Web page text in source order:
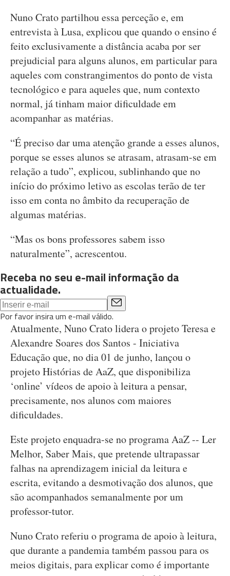
Nuno Crato partilhou essa perceção e, em
entrevista à Lusa, explicou que quando o ensino é
feito exclusivamente a distância acaba por ser
prejudicial para alguns alunos, em particular para
aqueles com constrangimentos do ponto de vista
tecnológico e para aqueles que, num contexto
normal, já tinham maior dificuldade em
acompanhar as matérias.
“É preciso dar uma atenção grande a esses alunos,
porque se esses alunos se atrasam, atrasam-se em
relação a tudo”, explicou, sublinhando que no
início do próximo letivo as escolas terão de ter
isso em conta no âmbito da recuperação de
algumas matérias.
“Mas os bons professores sabem isso
naturalmente”, acrescentou.
Receba no seu e-mail informação da
actualidade.
Por favor insira um e-mail válido.
Atualmente, Nuno Crato lidera o projeto Teresa e
Alexandre Soares dos Santos - Iniciativa
Educação que, no dia 01 de junho, lançou o
projeto Histórias de AaZ, que disponibiliza
‘online’ vídeos de apoio à leitura a pensar,
precisamente, nos alunos com maiores
dificuldades.
Este projeto enquadra-se no programa AaZ -- Ler
Melhor, Saber Mais, que pretende ultrapassar
falhas na aprendizagem inicial da leitura e
escrita, evitando a desmotivação dos alunos, que
são acompanhados semanalmente por um
professor-tutor.
Nuno Crato referiu o programa de apoio à leitura,
que durante a pandemia também passou para os
meios digitais, para explicar como é importante